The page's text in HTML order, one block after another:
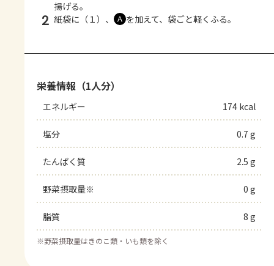
揚げる。
2 紙袋に（１）、 Ａ を加えて、袋ごと軽くふる。
栄養情報（1人分）
エネルギー 174 kcal
塩分 0.7 g
たんぱく質 2.5 g
野菜摂取量※ 0 g
脂質 8 g
※野菜摂取量はきのこ類・いも類を除く